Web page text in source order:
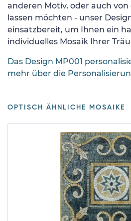
anderen Motiv, oder auch
lassen möchten - unser
einsatzbereit, um Ihnen ein
individuelles Mosaik Ihrer
Das Design MP001
mehr über die
OPTISCH ÄHNLICHE MOSAIKE